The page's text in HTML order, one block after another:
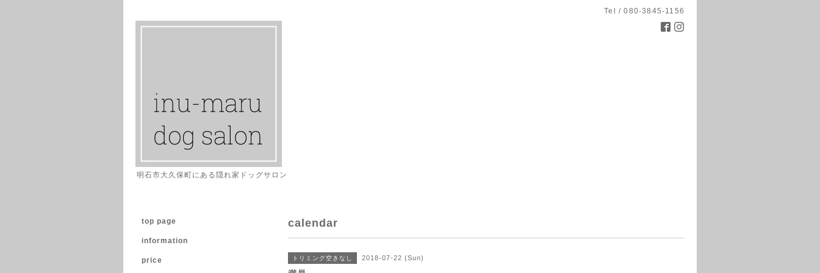
Tel / 080-3845-1156
明石市大久保町にある隠れ家ドッグサロン
calendar
トリミング空きなし 2018-07-22 (Sun)
top page
information
price